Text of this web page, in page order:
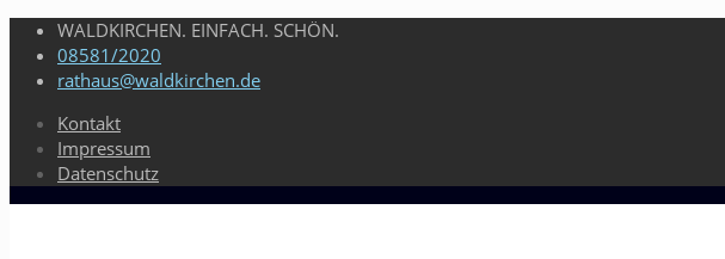
WALDKIRCHEN. EINFACH. SCHÖN.
08581/2020
rathaus@waldkirchen.de
Kontakt
Impressum
Datenschutz